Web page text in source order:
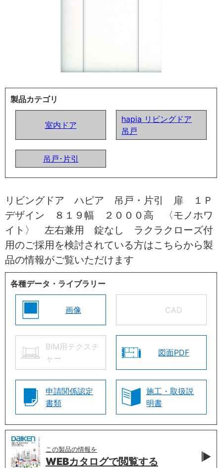
製品カテゴリ
室内ドア
hapia リビングドア
吊戸
吊戸･片引
リビングドア ハピア 吊戸・片引 扉 １Ｐ
デザイン ８１９幅 ２０００高 〈モノホワ
イト〉 左右兼用 錠なし ラクラクローズ付
用のご採用を検討されている方はこちらから製
品の情報がご覧いただけます
各種データ・ライブラリー
画像 CAD
BIM用テクスチ
ャー
図面PDF
申請関係認定
書類
施工・取扱説
明書
この製品の情報を
WEBカタログで閲覧する